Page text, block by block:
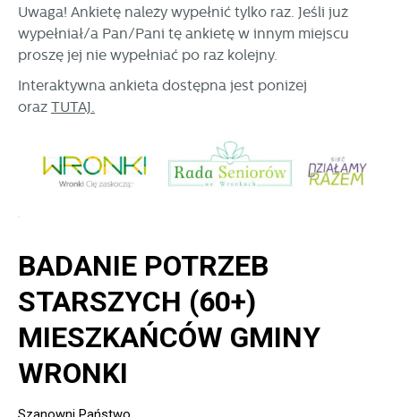
Uwaga! Ankietę należy wypełnić tylko raz. Jeśli już
wypełniał/a Pan/Pani tę ankietę w innym miejscu
proszę jej nie wypełniać po raz kolejny.
Interaktywna ankieta dostępna jest poniżej
oraz TUTAJ.
stronach podmiotów trzecich lub firm będących naszymi
partnerami oraz innych dostawców usług. Firmy te działają
w charakterze pośredników prezentujących nasze treści w
społecznościowych.